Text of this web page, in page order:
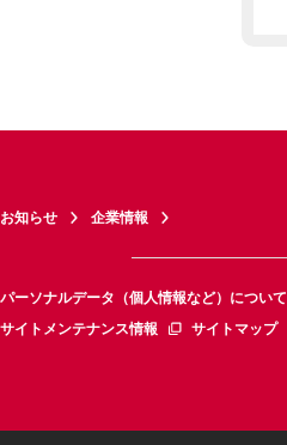
お知らせ 企業情報
パーソナルデータ（個人情報など）について
サイトメンテナンス情報
サイトマップ